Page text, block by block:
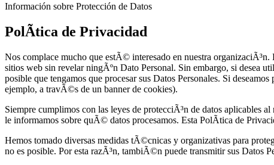
Información sobre Protección de Datos
PolÃ­tica de Privacidad
Nos complace mucho que estÃ© interesado en nuestra
sitios web sin revelar ningÃºn Dato Personal. Sin embargo, si desea
posible que tengamos que procesar sus Datos Personales. Si
ejemplo, a travÃ©s de un banner de cookies).
Siempre cumplimos con las leyes de protecciÃ³n de datos aplicables
le informamos sobre quÃ© datos procesamos. Esta PolÃ­tica de
Hemos tomado diversas medidas tÃ©cnicas y organizativas para
no es posible. Por esta razÃ³n, tambiÃ©n puede transmitir sus Datos